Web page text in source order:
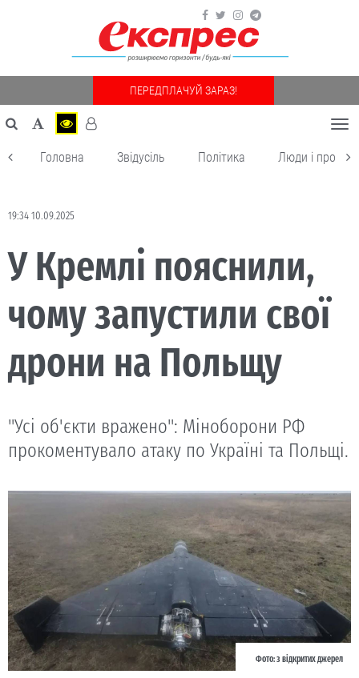
ПЕРЕДПЛАЧУЙ ЗАРАЗ!
Головна Звідусіль Політика Люди і
19:34 10.09.2025
У Кремлі пояснили,
чому запустили свої
дрони на Польщу
"Усі об'єкти вражено": Міноборони РФ
прокоментувало атаку по Україні та Польщі.
Фото: з відкритих джерел